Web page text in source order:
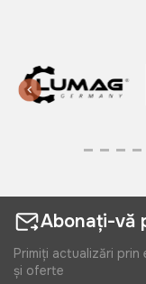
Abonați-vă
Primiți actualizări
și oferte